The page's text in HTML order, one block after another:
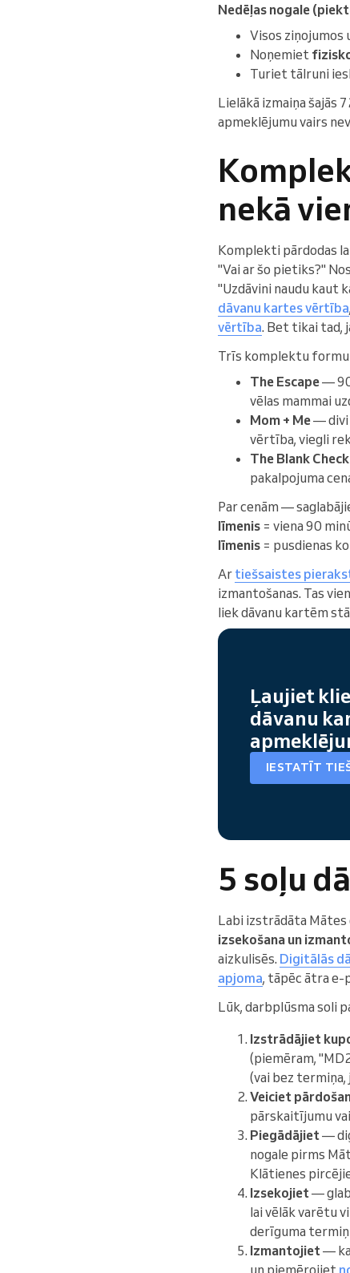
Nedēļas nogale
Visos
Noņemiet
Turiet tālruni
Lielākā izmaiņa šajās
apmeklējumu vairs
nekā
Komplekti pārdodas
"Vai ar šo pietiks?"
"Uzdāvini naudu kaut
dāvanu kartes vērtība
vērtība. Bet tikai tad,
Trīs komplektu
The Escape—
vēlas mammai
Mom + Me— divi
vērtība, viegli
The Blank Check
pakalpojuma
Par cenām —
līmenis = viena 90
līmenis = pusdienas
Ar tiešsaistes
izmantošanas. Tas
liek dāvanu kartēm
Ļaujiet
dāvanu
IESTATĪT
5 soļu
Labi izstrādāta Mātes
izsekošana un
aizkulisēs. Digitālās
apjoma, tāpēc ātra e-
Lūk, darbplūsma soli
Izstrādājiet
(piemēram,
(vai bez
Veiciet
pārskaitījumu
Piegādājiet —
nogale pirms
Klātienes
Izsekojiet —
lai vēlāk varētu
derīguma
Izmantojiet —
un piemērojiet